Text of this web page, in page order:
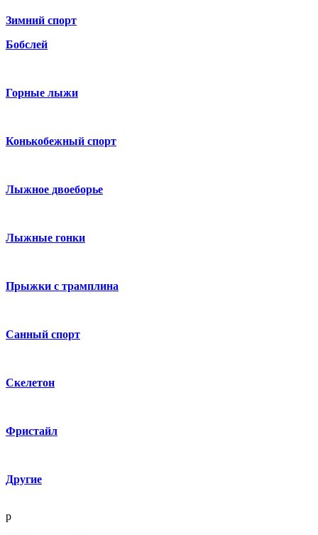
Зимний спорт
Бобслей
Горные лыжи
Конькобежный спорт
Лыжное двоеборье
Лыжные гонки
Прыжки с трамплина
Санный спорт
Скелетон
Фристайл
Другие
p